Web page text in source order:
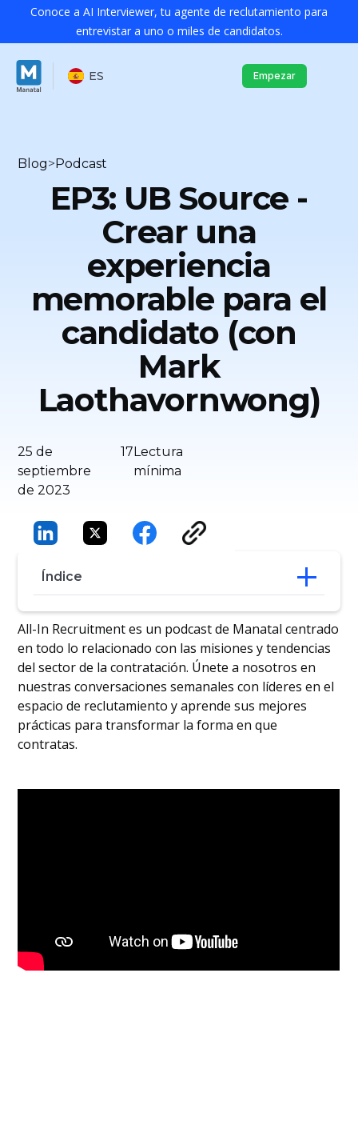
Conoce a AI Interviewer, tu agente de reclutamiento para
entrevistar a uno o miles de candidatos.
ES Empezar
Blog>Podcast
EP3: UB Source -
Crear una
experiencia
memorable para el
candidato (con
Mark
Laothavornwong)
25 de
septiembre
de 2023
17Lectura
mínima
Índice
‍MarkLaothavornwong: ¿Quién es él?
‍Afrontarhoy los retos de la contratación
tecnológica
¿Contratóal talento equivocado? Así
puede rectificar
‍Elimpacto que pueden tener las
herramientas de contratación
‍La atención al candidato: cómo
con el candidato
All-In Recruitment es un podcast de Manatal centrado
en todo lo relacionado con las misiones y tendencias
del sector de la contratación. Únete a nosotros en
nuestras conversaciones semanales con líderes en el
espacio de reclutamiento y aprende sus mejores
prácticas para transformar la forma en que
contratas.